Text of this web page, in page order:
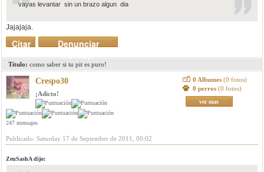
vayas levantar sin un brazo algun dia
Jajajaja.
Denunciar
mensaje
Citar
Titulo: como saber si tu pit es puro!
Crespo30
¡Adicto!
247 mensajes
0 Albumes (0 fotos)
0 perros (0 fotos)
ver mas
Publicado: Saturday 17 de September de 2011, 00:02
ZeuSashA dijo: